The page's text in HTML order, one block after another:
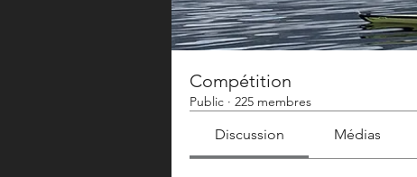
Compétition
Public · 225 membres
Discussion Médias